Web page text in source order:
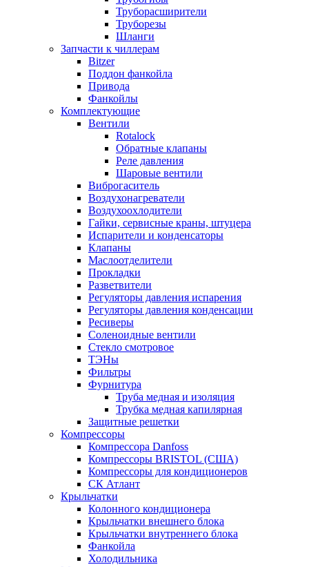
Труборасширители
Труборезы
Шланги
Запчасти к чиллерам
Bitzer
Поддон фанкойла
Привода
Фанкойлы
Комплектующие
Вентили
Rotalock
Обратные клапаны
Реле давления
Шаровые вентили
Виброгаситель
Воздухонагреватели
Воздухоохлодители
Гайки, сервисные краны, штуцера
Испарители и конденсаторы
Клапаны
Маслоотделители
Прокладки
Разветвители
Регуляторы давления испарения
Регуляторы давления конденсации
Ресиверы
Соленоидные вентили
Стекло смотровое
ТЭНы
Фильтры
Фурнитура
Труба медная и изоляция
Трубка медная капилярная
Защитные решетки
Компрессоры
Компрессора Danfoss
Компрессоры BRISTOL (США)
Компрессоры для кондиционеров
СК Атлант
Крыльчатки
Колонного кондиционера
Крыльчатки внешнего блока
Крыльчатки внутреннего блока
Фанкойла
Холодильника